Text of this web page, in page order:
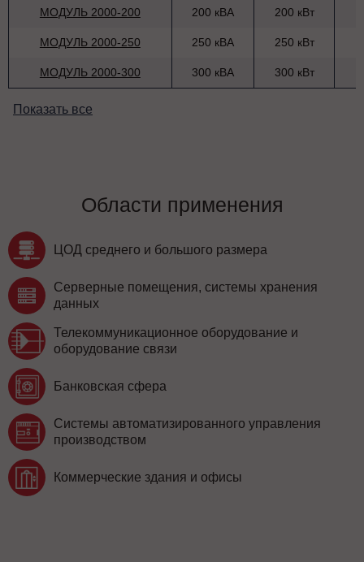
МОДУЛЬ 2000-200 200 кВА 200 кВт
МОДУЛЬ 2000-250 250 кВА 250 кВт
МОДУЛЬ 2000-300 300 кВА 300 кВт
Показать все
Области применения
ЦОД среднего и большого размера
Серверные помещения, системы хранения
данных
Телекоммуникационное оборудование и
оборудование связи
Банковская сфера
Системы автоматизированного управления
производством
Коммерческие здания и офисы